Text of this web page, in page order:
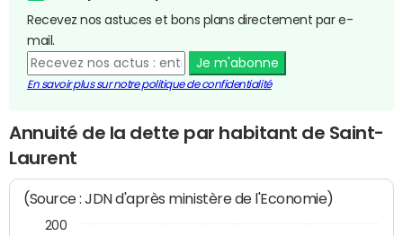
Recevez nos astuces et bons plans directement par e-
mail.
Je m'abonne
En savoir plus sur notre politique de confidentialité
Annuité de la dette par habitant de Saint-
Laurent
(Source : JDN d'après ministère de l'Economie)
200